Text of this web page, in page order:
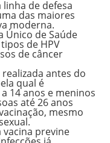
de defesa
das maiores
moderna.
Único de Saúde
de HPV
de câncer
antes do
qual é
14 anos e meninos
até 26 anos
mesmo
previne